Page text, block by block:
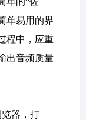
单易用的界
程中，应重
出音频质量
器，打